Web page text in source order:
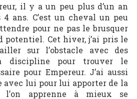
il y a un peu plus d’un an
ans. C’est un cheval un peu
pour ne pas le brusquer
potentiel. Cet hiver, j’ai pris le
sur l’obstacle avec des
discipline pour trouver le
pour Empereur. J’ai aussi
avec lui pour lui apporter de la
l’on apprenne à mieux se